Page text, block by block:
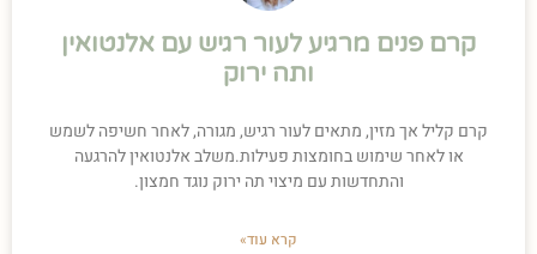
קרם פנים מרגיע לעור רגיש עם אלנטואין
ותה ירוק
קרם קליל אך מזין, מתאים לעור רגיש, מגורה, לאחר חשיפה לשמש
או לאחר שימוש בחומצות פעילות.משלב אלנטואין להרגעה
והתחדשות עם מיצוי תה ירוק נוגד חמצון.
קרא עוד»